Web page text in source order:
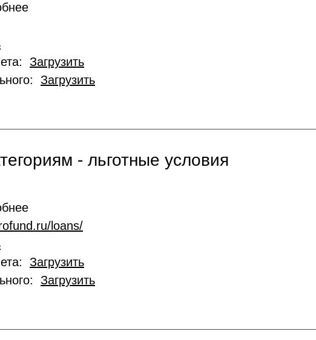
Загрузить
Загрузить
- льготные условия
loans/
Загрузить
Загрузить